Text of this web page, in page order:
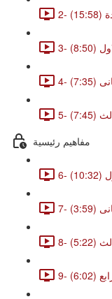
(8:50)
(7:35)
(7:45)
مفاهيم رئيسية